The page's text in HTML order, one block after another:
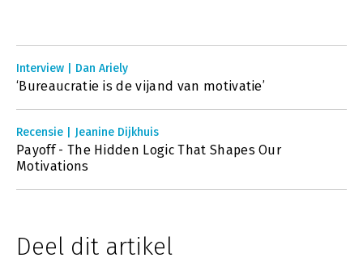
Interview | Dan Ariely
‘Bureaucratie is de vijand van motivatie’
Recensie | Jeanine Dijkhuis
Payoff - The Hidden Logic That Shapes Our
Motivations
Deel dit artikel